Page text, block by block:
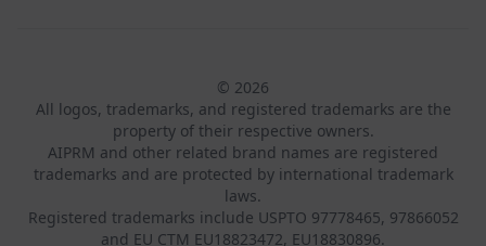
© 2026
All logos, trademarks, and registered trademarks are the
property of their respective owners.
AIPRM and other related brand names are registered
trademarks and are protected by international trademark
laws.
Registered trademarks include USPTO 97778465, 97866052
and EU CTM EU18823472, EU18830896.